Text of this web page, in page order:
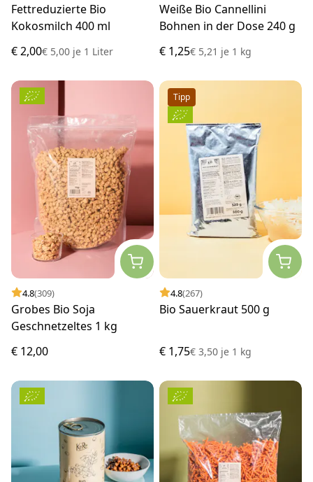
Fettreduzierte Bio
Kokosmilch 400 ml
€ 2,00€ 5,00 je 1 Liter
Weiße Bio Cannellini
Bohnen in der Dose 240 g
€ 1,25€ 5,21 je 1 kg
4.8(309)
Grobes Bio Soja
Geschnetzeltes 1 kg
€ 12,00
Tipp
4.8(267)
Bio Sauerkraut 500 g
€ 1,75€ 3,50 je 1 kg